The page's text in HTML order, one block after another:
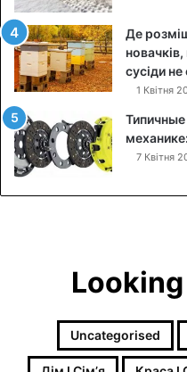
ч
я
м
:
я
к
п
о
є
Де
сусіди
1 Квітня
Типичные
7 Квітня
Uncategorised